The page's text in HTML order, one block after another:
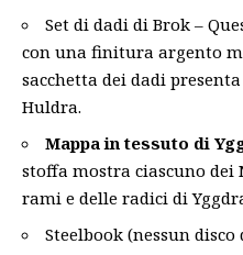
Set di dadi di Brok –
con una finitura argento
sacchetta dei dadi
Huldra.
Mappa in tessuto di
stoffa mostra ciascuno dei
rami e delle radici di
Steelbook (nessun